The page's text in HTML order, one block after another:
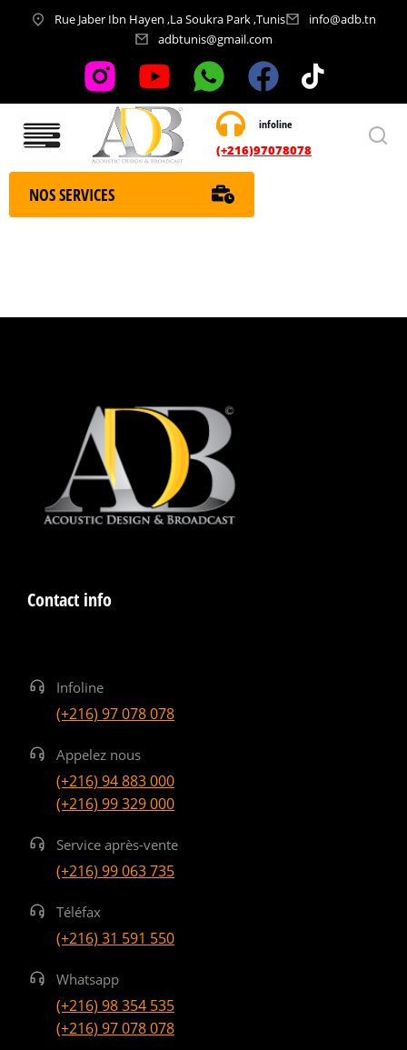
Rue Jaber Ibn Hayen ,La Soukra Park ,Tunis
info@adb.tn
adbtunis@gmail.com
infoline
(+216)97078078
Nos services
NOS SERVICES
Contact info
Infoline
(+216) 97 078 078
Appelez nous
(+216) 94 883 000
(+216) 99 329 000
Service après-vente
(+216) 99 063 735
Téléfax
(+216) 31 591 550
Whatsapp
(+216) 98 354 535
(+216) 97 078 078